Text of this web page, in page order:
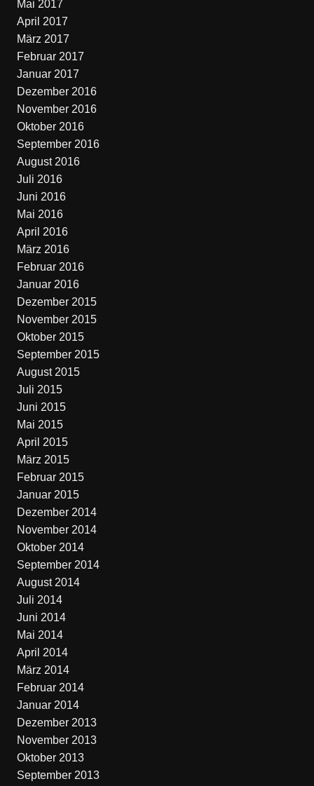
Mai 2017
April 2017
März 2017
Februar 2017
Januar 2017
Dezember 2016
November 2016
Oktober 2016
September 2016
August 2016
Juli 2016
Juni 2016
Mai 2016
April 2016
März 2016
Februar 2016
Januar 2016
Dezember 2015
November 2015
Oktober 2015
September 2015
August 2015
Juli 2015
Juni 2015
Mai 2015
April 2015
März 2015
Februar 2015
Januar 2015
Dezember 2014
November 2014
Oktober 2014
September 2014
August 2014
Juli 2014
Juni 2014
Mai 2014
April 2014
März 2014
Februar 2014
Januar 2014
Dezember 2013
November 2013
Oktober 2013
September 2013